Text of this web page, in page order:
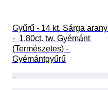
Gyűrű - 14 kt. Sárga arany
-  1.80ct. tw. Gyémánt
(Természetes) -
Gyémántgyűrű